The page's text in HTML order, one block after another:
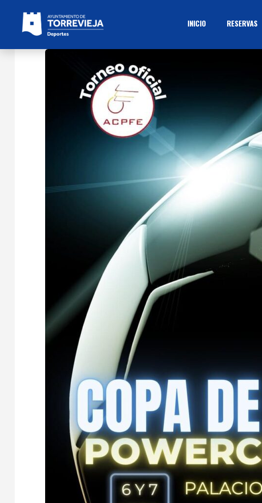
INICIO RESERVAS